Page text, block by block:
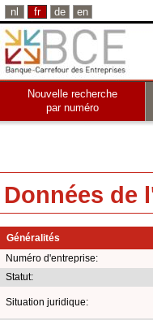
nl fr de en
Nouvelle recherche
par numéro
Données de
Généralités
Numéro d'entreprise:
Statut:
Situation juridique: